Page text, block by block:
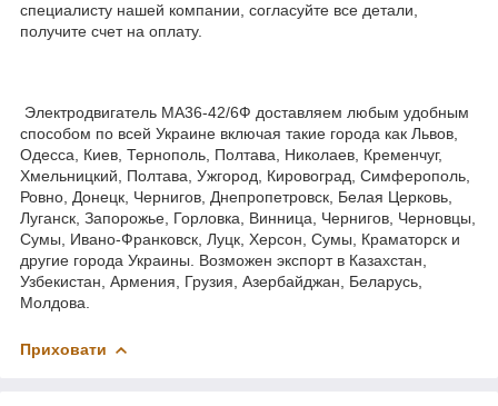
специалисту нашей компании, согласуйте все детали,
получите счет на оплату.
Электродвигатель МА36-42/6Ф доставляем любым удобным
способом по всей Украине включая такие города как Львов,
Одесса, Киев, Тернополь, Полтава, Николаев, Кременчуг,
Хмельницкий, Полтава, Ужгород, Кировоград, Симферополь,
Ровно, Донецк, Чернигов, Днепропетровск, Белая Церковь,
Луганск, Запорожье, Горловка, Винница, Чернигов, Черновцы,
Сумы, Ивано-Франковск, Луцк, Херсон, Сумы, Краматорск и
другие города Украины. Возможен экспорт в Казахстан,
Узбекистан, Армения, Грузия, Азербайджан, Беларусь,
Молдова.
Приховати